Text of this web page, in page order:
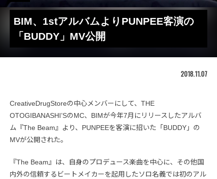
BIM、1stアルバムよりPUNPEE客演の
「BUDDY」MV公開
2018.11.07
CreativeDrugStoreの中心メンバーにして、THE
OTOGIBANASHI’SのMC、BIMが今年7月にリリースしたアルバ
ム『The Beam』より、PUNPEEを客演に招いた「BUDDY」の
MVが公開された。
『The Beam』は、自身のプロデュース楽曲を中心に、その他国
内外の信頼するビートメイカーを起用したソロ名義では初のアル